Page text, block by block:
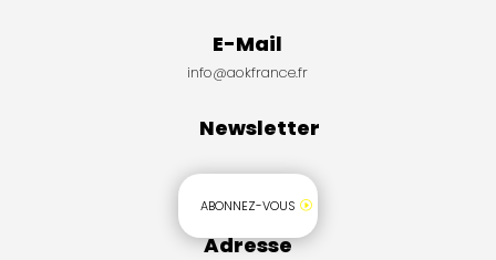
E-Mail
info@aokfrance.fr
Newsletter
ABONNEZ-VOUS
Adresse